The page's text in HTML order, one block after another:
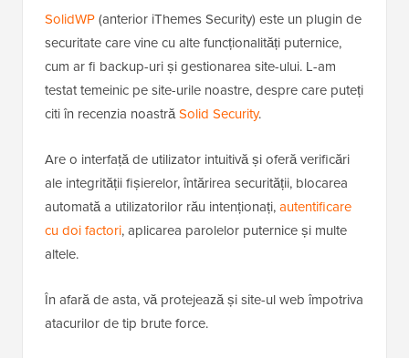
SolidWP(anterior iThemes Security) este un plugin de
securitate care vine cu alte funcționalități puternice,
cum ar fi backup-uri și gestionarea site-ului. L-am
testat temeinic pe site-urile noastre, despre care puteți
citi în recenzia noastrăSolid Security.
Are o interfață de utilizator intuitivă și oferă verificări
ale integrității fișierelor, întărirea securității, blocarea
automată a utilizatorilor rău intenționați,autentificare
cu doi factori, aplicarea parolelor puternice și multe
altele.
În afară de asta, vă protejează și site-ul web împotriva
atacurilor de tip brute force.